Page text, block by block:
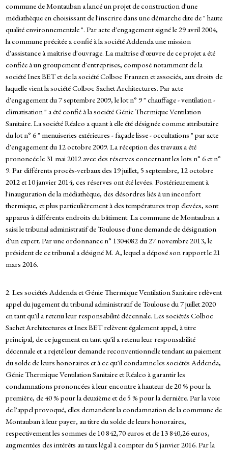
commune de Montauban a lancé un projet de construction d'une
médiathèque en choisissant de l'inscrire dans une démarche dite de " haute
qualité environnementale ". Par acte d'engagement signé le 29 avril 2004,
la commune précitée a confié à la société Addenda une mission
d'assistance à maîtrise d'ouvrage. La maîtrise d'œuvre de ce projet a été
confiée à un groupement d'entreprises, composé notamment de la
société Inex BET et de la société Colboc Franzen et associés, aux droits de
laquelle vient la société Colboc Sachet Architectures. Par acte
d'engagement du 7 septembre 2009, le lot n° 9 " chauffage - ventilation -
climatisation " a été confié à la société Génie Thermique Ventilation
Sanitaire. La société Réalco a quant à elle été désignée comme attributaire
du lot n° 6 " menuiseries extérieures - façade lisse - occultations " par acte
d'engagement du 12 octobre 2009. La réception des travaux a été
prononcée le 31 mai 2012 avec des réserves concernant les lots n° 6 et n°
9. Par différents procès-verbaux des 19 juillet, 5 septembre, 12 octobre
2012 et 10 janvier 2014, ces réserves ont été levées. Postérieurement à
l'inauguration de la médiathèque, des désordres liés à un inconfort
thermique, et plus particulièrement à des températures trop élevées, sont
apparus à différents endroits du bâtiment. La commune de Montauban a
saisi le tribunal administratif de Toulouse d'une demande de désignation
d'un expert. Par une ordonnance n° 1304082 du 27 novembre 2013, le
président de ce tribunal a désigné M. A, lequel a déposé son rapport le 21
mars 2016.
2. Les sociétés Addenda et Génie Thermique Ventilation Sanitaire relèvent
appel du jugement du tribunal administratif de Toulouse du 7 juillet 2020
en tant qu'il a retenu leur responsabilité décennale. Les sociétés Colboc
Sachet Architectures et Inex BET relèvent également appel, à titre
principal, de ce jugement en tant qu'il a retenu leur responsabilité
décennale et a rejeté leur demande reconventionnelle tendant au paiement
du solde de leurs honoraires et à ce qu'il condamne les sociétés Addenda,
Génie Thermique Ventilation Sanitaire et Réalco à garantir les
condamnations prononcées à leur encontre à hauteur de 20 % pour la
première, de 40 % pour la deuxième et de 5 % pour la dernière. Par la voie
de l'appel provoqué, elles demandent la condamnation de la commune de
Montauban à leur payer, au titre du solde de leurs honoraires,
respectivement les sommes de 10 842,70 euros et de 13 840,26 euros,
augmentées des intérêts au taux légal à compter du 5 janvier 2016. Par la